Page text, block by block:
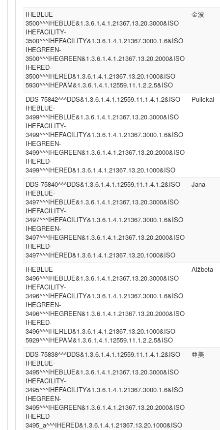
IHEBLUE-
3500^^^IHEBLUE&1.3.6.1.4.1.21367.13.20.3000&ISO
IHEFACILITY-
3500^^^IHEFACILITY&1.3.6.1.4.1.21367.3000.1.6&ISO
IHEGREEN-
3500^^^IHEGREEN&1.3.6.1.4.1.21367.13.20.2000&ISO
IHERED-
3500^^^IHERED&1.3.6.1.4.1.21367.13.20.1000&ISO
5930^^^IHEPAM&1.3.6.1.4.1.12559.11.1.2.2.5&ISO
金波
DDS-75842^^^DDS&1.3.6.1.4.1.12559.11.1.4.1.2&ISO
IHEBLUE-
3499^^^IHEBLUE&1.3.6.1.4.1.21367.13.20.3000&ISO
IHEFACILITY-
3499^^^IHEFACILITY&1.3.6.1.4.1.21367.3000.1.6&ISO
IHEGREEN-
3499^^^IHEGREEN&1.3.6.1.4.1.21367.13.20.2000&ISO
IHERED-
3499^^^IHERED&1.3.6.1.4.1.21367.13.20.1000&ISO
Pulickal
DDS-75840^^^DDS&1.3.6.1.4.1.12559.11.1.4.1.2&ISO
IHEBLUE-
3497^^^IHEBLUE&1.3.6.1.4.1.21367.13.20.3000&ISO
IHEFACILITY-
3497^^^IHEFACILITY&1.3.6.1.4.1.21367.3000.1.6&ISO
IHEGREEN-
3497^^^IHEGREEN&1.3.6.1.4.1.21367.13.20.2000&ISO
IHERED-
3497^^^IHERED&1.3.6.1.4.1.21367.13.20.1000&ISO
Jana
IHEBLUE-
3496^^^IHEBLUE&1.3.6.1.4.1.21367.13.20.3000&ISO
IHEFACILITY-
3496^^^IHEFACILITY&1.3.6.1.4.1.21367.3000.1.6&ISO
IHEGREEN-
3496^^^IHEGREEN&1.3.6.1.4.1.21367.13.20.2000&ISO
IHERED-
3496^^^IHERED&1.3.6.1.4.1.21367.13.20.1000&ISO
5929^^^IHEPAM&1.3.6.1.4.1.12559.11.1.2.2.5&ISO
Alžbeta
DDS-75838^^^DDS&1.3.6.1.4.1.12559.11.1.4.1.2&ISO
IHEBLUE-
3495^^^IHEBLUE&1.3.6.1.4.1.21367.13.20.3000&ISO
IHEFACILITY-
3495^^^IHEFACILITY&1.3.6.1.4.1.21367.3000.1.6&ISO
IHEGREEN-
3495^^^IHEGREEN&1.3.6.1.4.1.21367.13.20.2000&ISO
IHERED-
3495_a^^^IHERED&1.3.6.1.4.1.21367.13.20.1000&ISO
亜美